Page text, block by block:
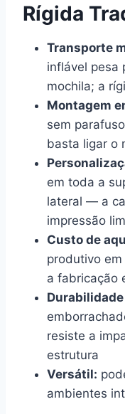
Rígida
Transporte
inflável pesa
mochila; a
Montagem
sem
basta ligar o
em toda a
lateral — a
impressão
Custo de
produtivo
a fabricação
resiste a
estrutura
Versátil:
ambientes